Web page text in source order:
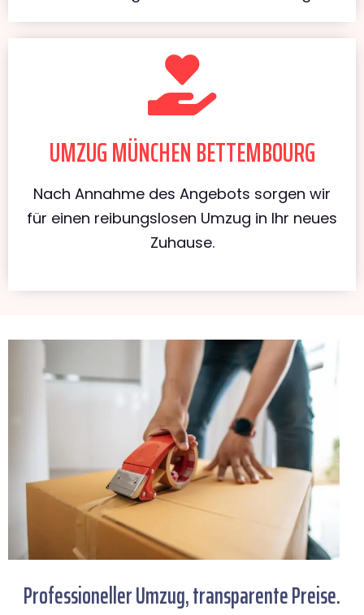
UMZUG MÜNCHEN BETTEMBOURG
Nach Annahme des Angebots sorgen wir
für einen reibungslosen Umzug in Ihr neues
Zuhause.
Professioneller Umzug, transparente Preise.